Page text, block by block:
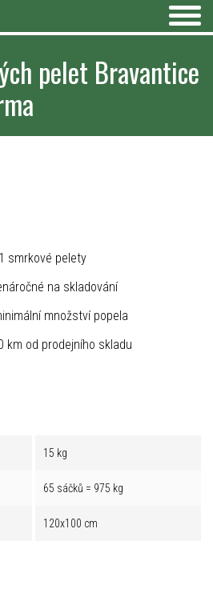
pelet Bravantice
smrkové pelety
na skladování
množství popela
km od prodejního skladu
15 kg
65 sáčků = 975 kg
120x100 cm